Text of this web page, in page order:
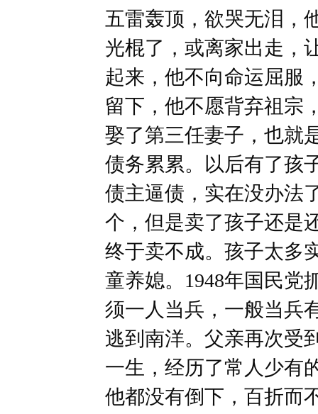
五雷轰顶，欲哭无泪，
光棍了，或离家出走，
起来，他不向命运屈服
留下，他不愿背弃祖宗
娶了第三任妻子，也就
债务累累。以后有了孩
债主逼债，实在没办法
个，但是卖了孩子还是
终于卖不成。孩子太多
童养媳。1948年国民党
须一人当兵，一般当兵
逃到南洋。父亲再次受
一生，经历了常人少有
他都没有倒下，百折而